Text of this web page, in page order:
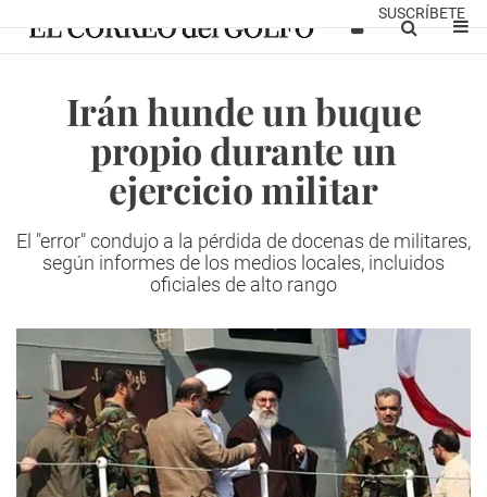
SUSCRÍBETE
Irán hunde un buque
propio durante un
ejercicio militar
El "error" condujo a la pérdida de docenas de militares,
según informes de los medios locales, incluidos
oficiales de alto rango